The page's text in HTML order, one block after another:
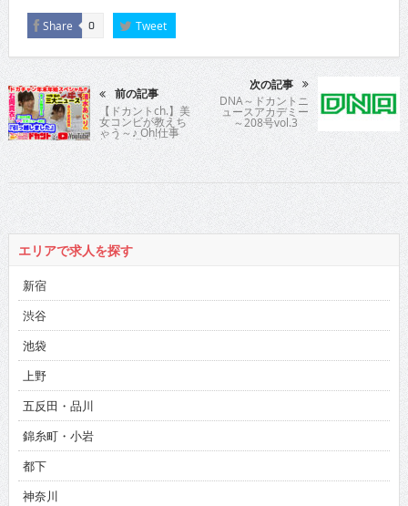
Share 0 Tweet
前の記事
【ドカントch.】美
女コンビが教えち
ゃう～♪ Oh!仕事
極盛ッ滞在記 ～
年末年始SP 石岡
真衣さん編 清水あ
いりさん編 ～ #08
#09
次の記事
DNA～ドカントニ
ュースアカデミー
～208号vol.3
エリアで求人を探す
新宿
渋谷
池袋
上野
五反田・品川
錦糸町・小岩
都下
神奈川